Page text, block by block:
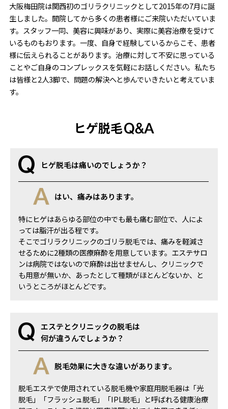
大阪梅田院は関西初のゴリラクリニックとして2015年の7月に誕
生しました。開院してから多くの患者様にご来院いただいていま
す。スタッフ一同、美容に興味があり、実際に美容治療を受けて
いるものもおります。一度、自身で経験しているからこそ、患者
様に伝えられることがあります。治療に対して不安に思っている
ことやご自身のコンプレックスを気軽にお話しください。私たち
は皆様と2人3脚で、問題の解決へと歩んでいきたいと考えていま
す。
ヒゲ脱毛
ヒゲ脱毛は痛いのでしょうか？
はい、痛みはあります。
特にヒゲはあらゆる部位の中でも最も痛む部位で、人によ
っては脂汗が出る程です。
そこでゴリラクリニックのゴリラ脱毛では、痛みを軽減さ
せるために2種類の医療麻酔を用意しています。エステサロ
ンは病院ではないので麻酔は出せませんし、クリニックで
も用意が無いか、あったとして種類がほとんどないか、と
いうところがほとんどです。
エステとクリニックの脱毛は
何が違うんでしょうか？
脱毛効果に大きな違いがあります。
脱毛エステで使用されている脱毛機や家庭用脱毛器は「光
脱毛」「フラッシュ脱毛」「IPL脱毛」と呼ばれる健康治療